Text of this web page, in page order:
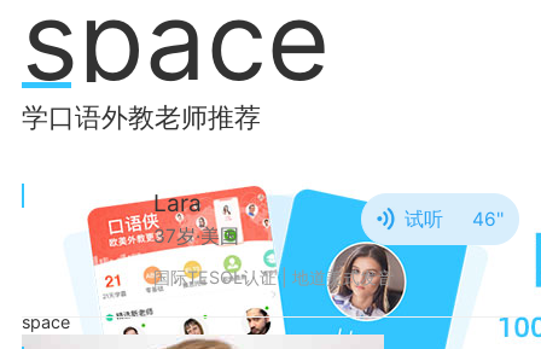
space
学口语外教老师推荐
space
Lara
37岁·美国
国际TESOL认证 | 地道美式发音
试听 46''